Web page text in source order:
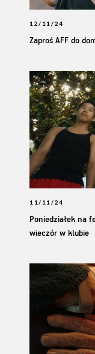
12/11/24
Zaproś AFF do
11/11/24
Poniedziałek na
wieczór w klubie